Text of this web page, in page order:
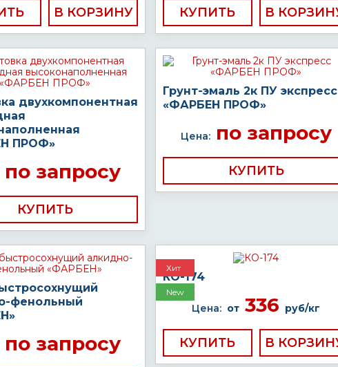
КУПИТЬ
двухкомпонентная
ПРОФ»
запросу
КУПИТЬ
Грунт-эмаль 2к ПУ экспресс
«ФАРБЕН ПРОФ»
Цена:по запросу
КУПИТЬ
фенольный
запросу
Хит
New
КО-174
Цена: от 336 руб/кг
КУПИТЬ